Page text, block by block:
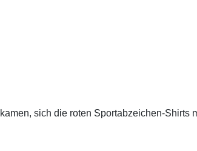
sich die roten Sportabzeichen-Shirts